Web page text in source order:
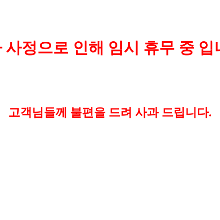
사정으로 인해 임시 휴무 중 입
고객님들께 불편을 드려 사과 드립니다.